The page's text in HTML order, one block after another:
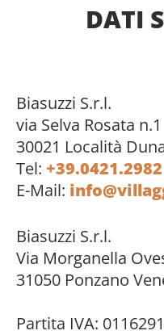
DATI
Biasuzzi S.r.l.
via Selva Rosata n.1
30021 Località
Tel: +39.0421.2982
E-Mail:
Biasuzzi S.r.l.
Via Morganella
31050 Ponzano
Partita IVA: